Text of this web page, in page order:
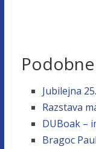
Jubilejna
Razstava
DUBoak –
Bragoc